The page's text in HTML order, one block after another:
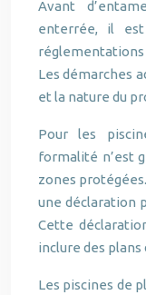
Avant
enterrée, il
Les démarches
et la nature du
Pour les
formalité n’est
zones
une déclaration
Cette
inclure des
Les piscines de